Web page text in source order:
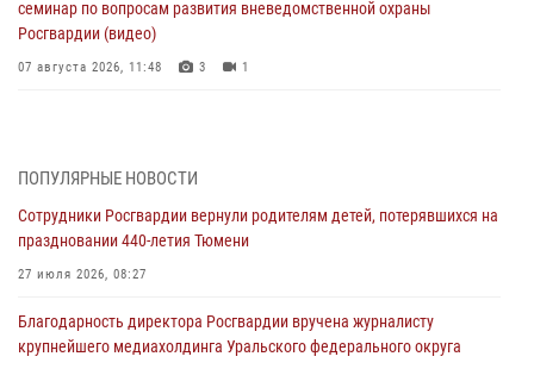
семинар по вопросам развития вневедомственной охраны
Росгвардии (видео)
07 августа 2026, 11:48 3 1
07 августа 2026, 10:57 5
Память военнослужащих, погибших в разные годы при исполнении
воинского долга, почтили в кинологическом центре Уральского
округа Росгвардии
Росгвардейцы в Тюменской области знакомят детей со своей
ПОПУЛЯРНЫЕ НОВОСТИ
Сотрудники Росгвардии вернули родителям детей, потерявшихся на
праздновании 440-летия Тюмени
27 июля 2026, 08:27
Благодарность директора Росгвардии вручена журналисту
крупнейшего медиахолдинга Уральского федерального округа